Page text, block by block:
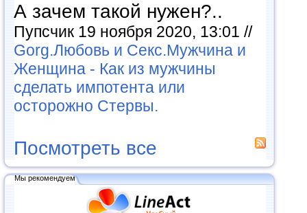
А зачем такой нужен?..
Пупсчик 19 ноября 2020, 13:01 //
Gorg.Любовь и Секс.Мужчина и
Женщина - Как из мужчины
сделать импотента или
осторожно Стервы.
Посмотреть все
Мы рекомендуем